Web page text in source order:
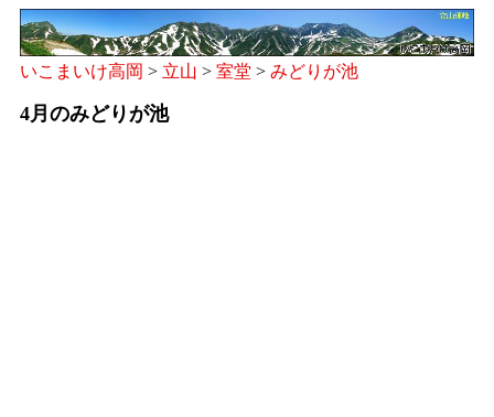
いこまいけ高岡 > 立山 > 室堂 > みどりが池
4月のみどりが池